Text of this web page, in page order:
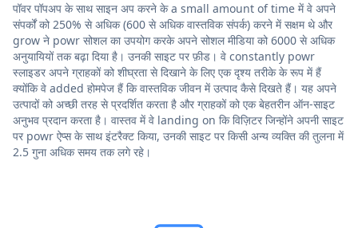
पॉवर पॉपअप के साथ साइन अप करने के a small amount of time में वे अपने
संपर्कों को 250% से अधिक (600 से अधिक वास्तविक संपर्क) करने में सक्षम थे और
grow ने powr सोशल का उपयोग करके अपने सोशल मीडिया को 6000 से अधिक
अनुयायियों तक बढ़ा दिया है। उनकी साइट पर फ़ीड। वे constantly powr
स्लाइडर अपने ग्राहकों को शीघ्रता से दिखाने के लिए एक दृश्य तरीके के रूप में हैं
क्योंकि वे added होमपेज हैं कि वास्तविक जीवन में उत्पाद कैसे दिखते हैं। यह अपने
उत्पादों को अच्छी तरह से प्रदर्शित करता है और ग्राहकों को एक बेहतरीन ऑन-साइट
अनुभव प्रदान करता है। वास्तव में वे landing on कि विज़िटर जिन्होंने अपनी साइट
पर powr ऐप्स के साथ इंटरैक्ट किया, उनकी साइट पर किसी अन्य व्यक्ति की तुलना में
2.5 गुना अधिक समय तक लगे रहे।